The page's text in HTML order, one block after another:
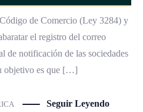
de Comercio (Ley 3284) y
el registro del correo
de notificación de las sociedades
objetivo es que […]
Seguir Leyendo